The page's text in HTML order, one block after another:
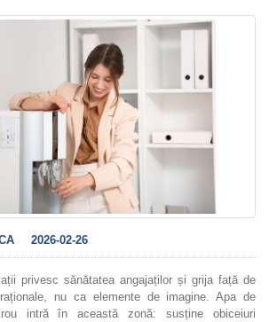
2026-02-26
privesc sănătatea angajaților și grija față de
nu ca elemente de imagine. Apa de
intră în această zonă: susține obiceiuri